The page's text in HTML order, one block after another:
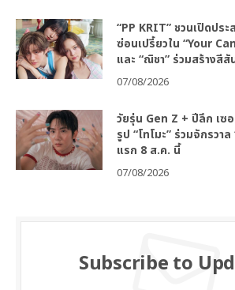
“PP KRIT” ชวนเปิดปร
ซ่อนเปรี้ยวใน “Your
และ “ณิชา” ร่วมสร้างสีสั
07/08/2026
วัยรุ่น Gen Z + ปีลึก เซ
รูป “โทโมะ” ร่วมจักรวา
แรก 8 ส.ค. นี้
07/08/2026
Subscribe to